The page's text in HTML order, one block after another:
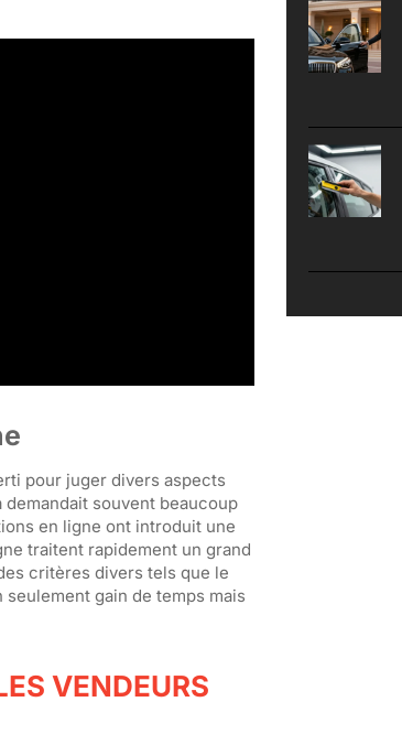
pour juger divers aspects
demandait souvent beaucoup
en ligne ont introduit une
traitent rapidement un grand
critères divers tels que le
gain de temps mais
VENDEURS